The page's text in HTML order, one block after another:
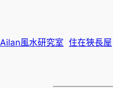
Ailan風水研究室 住在狹長屋